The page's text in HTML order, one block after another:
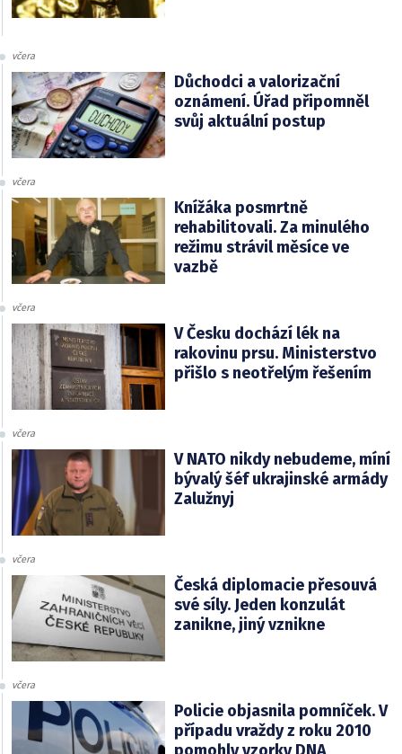
včera
Důchodci a valorizační
oznámení. Úřad připomněl
svůj aktuální postup
včera
Knížáka posmrtně
rehabilitovali. Za minulého
režimu strávil měsíce ve
vazbě
včera
V Česku dochází lék na
rakovinu prsu. Ministerstvo
přišlo s neotřelým řešením
včera
V NATO nikdy nebudeme, míní
bývalý šéf ukrajinské armády
Zalužnyj
včera
Česká diplomacie přesouvá
své síly. Jeden konzulát
zanikne, jiný vznikne
včera
Policie objasnila pomníček. V
případu vraždy z roku 2010